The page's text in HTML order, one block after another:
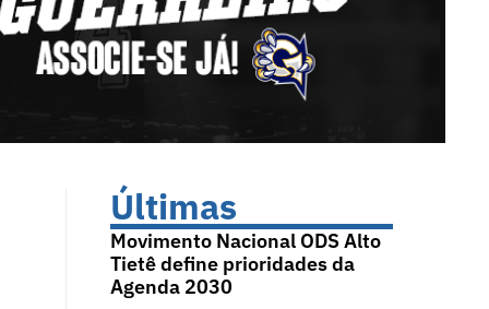
Últimas
Movimento Nacional ODS Alto
Tietê define prioridades da
Agenda 2030